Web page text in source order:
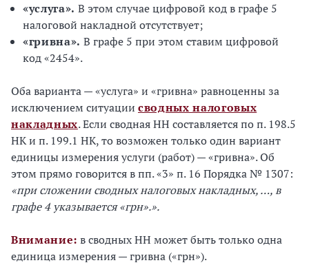
«услуга». В этом случае цифровой код в графе 5
налоговой накладной отсутствует;
«гривна». В графе 5 при этом ставим цифровой
код «2454».
Оба варианта — «услуга» и «гривна» равноценны за
исключением ситуации сводных налоговых
накладных. Если сводная НН составляется по п. 198.5
НК и п. 199.1 НК, то возможен только один вариант
единицы измерения услуги (работ) — «гривна». Об
этом прямо говорится в пп. «3» п. 16 Порядка № 1307:
«при сложении сводных налоговых накладных, …, в
графе 4 указывается «грн».».
Внимание: в сводных НН может быть только одна
единица измерения — гривна («грн»).